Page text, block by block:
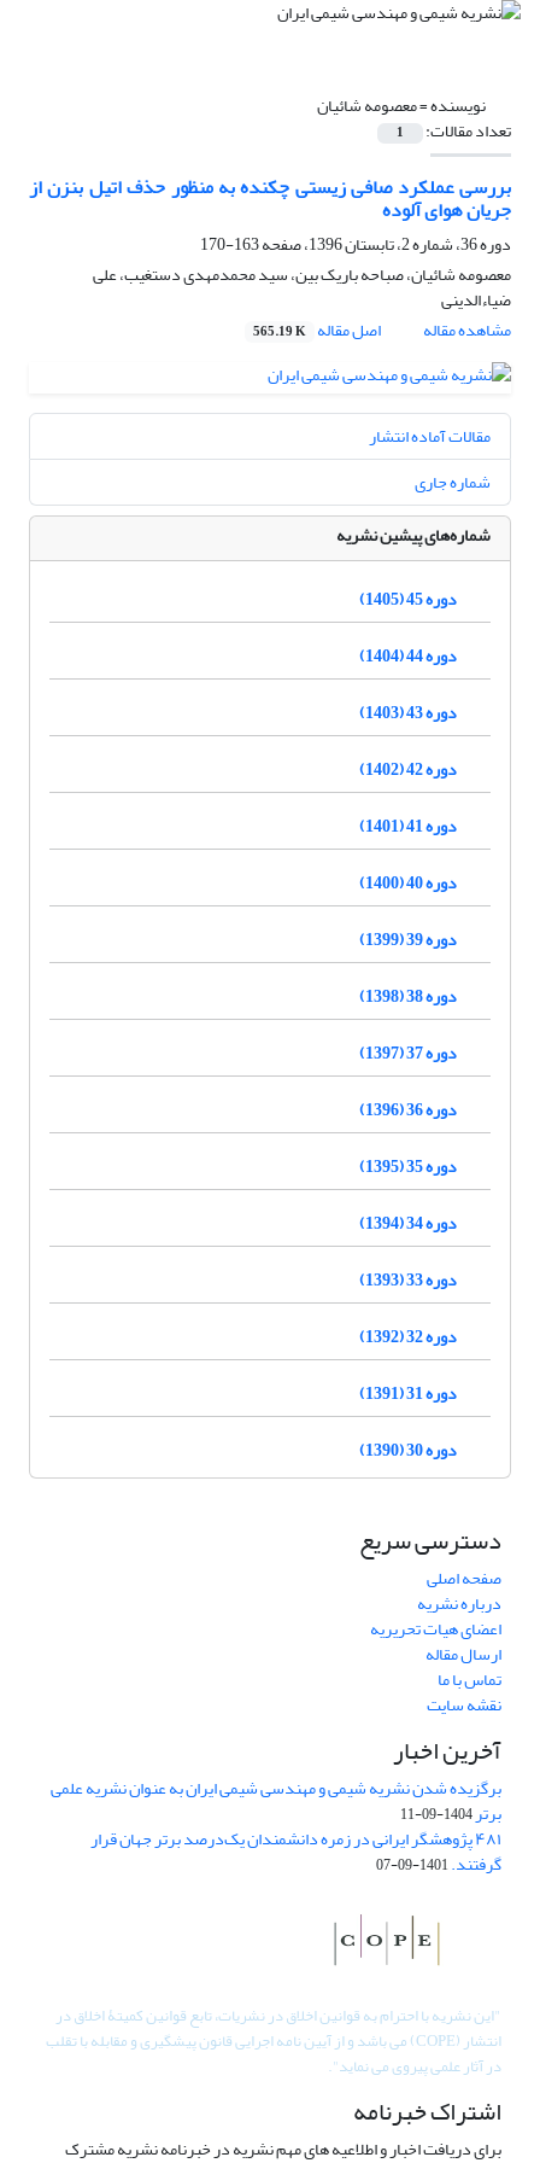
نویسنده =معصومه شائیان
تعداد مقالات: 1
بررسی عملکرد صافی زیستی چکنده به منظور حذف اتیل بنزن از
جریان هوای آلوده
دوره 36، شماره 2، تابستان 1396، صفحه
163-170
معصومه شائیان، صباحه باریک بین، سید محمدمهدی دستغیب، علی
ضیاءالدینی
مشاهده مقاله
اصل مقاله 565.19 K
مقالات آماده انتشار
شماره جاری
شماره‌های پیشین نشریه
دوره 45 (1405)
دوره 44 (1404)
دوره 43 (1403)
دوره 42 (1402)
دوره 41 (1401)
دوره 40 (1400)
دوره 39 (1399)
دوره 38 (1398)
دوره 37 (1397)
دوره 36 (1396)
دوره 35 (1395)
دوره 34 (1394)
دوره 33 (1393)
دوره 32 (1392)
دوره 31 (1391)
دوره 30 (1390)
دسترسی سریع
صفحه اصلی
درباره نشریه
اعضای هیات تحریریه
ارسال مقاله
تماس با ما
نقشه سایت
آخرین اخبار
برگزیده شدن نشریه شیمی و مهندسی شیمی ایران به عنوان نشریه علمی
برتر1404-09-11
۴۸۱ پژوهشگر ایرانی در زمره دانشمندان یک‌درصد برتر جهان قرار
گرفتند.1401-09-07
"این نشریه با احترام به قوانین اخلاق در نشریات، تابع قوانین کمیتۀ اخلاق در
انتشار (COPE) می باشد و از آیین نامه اجرایی قانون پیشگیری و مقابله با تقلب
در آثار علمی پیروی می نماید".
اشتراک خبرنامه
برای دریافت اخبار و اطلاعیه های مهم نشریه در خبرنامه نشریه مشترک